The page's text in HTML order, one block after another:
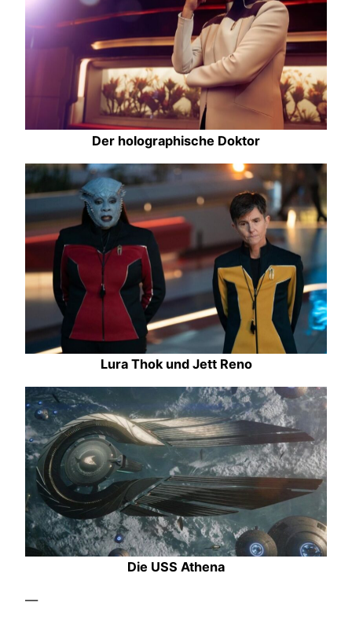
Der holographische Doktor
Lura Thok und Jett Reno
Die USS Athena
—